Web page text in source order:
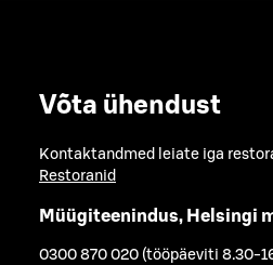
Võta ühendust
Kontaktandmed leiate iga
Restoranid
Müügiteenindus, Helsingi
0300 870 020 (tööpäeviti 8.30-